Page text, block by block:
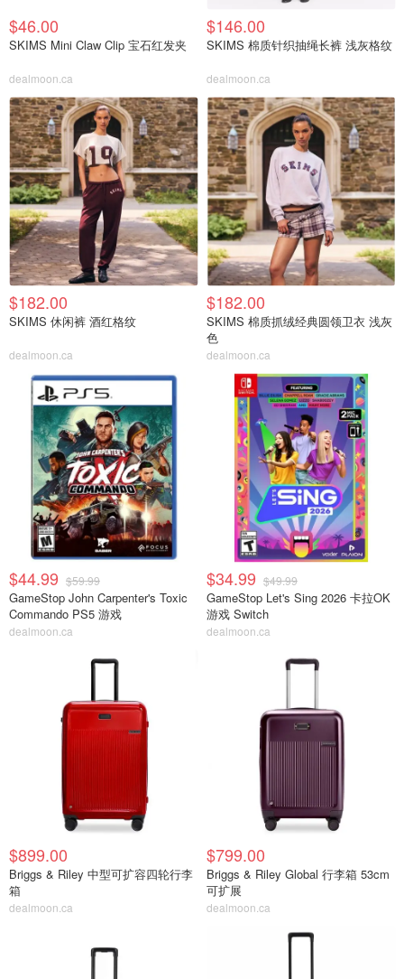
$46.00
SKIMS Mini Claw Clip 宝石红发夹
dealmoon.ca
$146.00
SKIMS 棉质针织抽绳长裤 浅灰格纹
dealmoon.ca
$182.00
SKIMS 休闲裤 酒红格纹
dealmoon.ca
$182.00
SKIMS 棉质抓绒经典圆领卫衣 浅灰
色
dealmoon.ca
$44.99 $59.99
GameStop John Carpenter's Toxic
Commando PS5 游戏
dealmoon.ca
$34.99 $49.99
GameStop Let's Sing 2026 卡拉OK
游戏 Switch
dealmoon.ca
$899.00
Briggs & Riley 中型可扩容四轮行李
箱
dealmoon.ca
$799.00
Briggs & Riley Global 行李箱 53cm
可扩展
dealmoon.ca